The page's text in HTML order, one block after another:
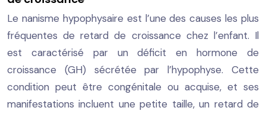
Le nanisme hypophysaire est l’une des causes les plus
fréquentes de retard de croissance chez l’enfant. Il
est caractérisé par un déficit en hormone de
croissance (GH) sécrétée par l’hypophyse. Cette
condition peut être congénitale ou acquise, et ses
manifestations incluent une petite taille, un retard de